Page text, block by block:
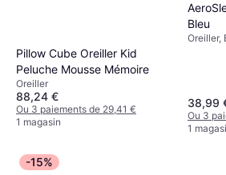
Pillow Cube Oreiller Kid
Peluche Mousse Mémoire
Oreiller
88,24 €
Ou 3 paiements de 29,41 €
1 magasin
Bleu
Oreiller,
38,99
Ou 3
1
-15%